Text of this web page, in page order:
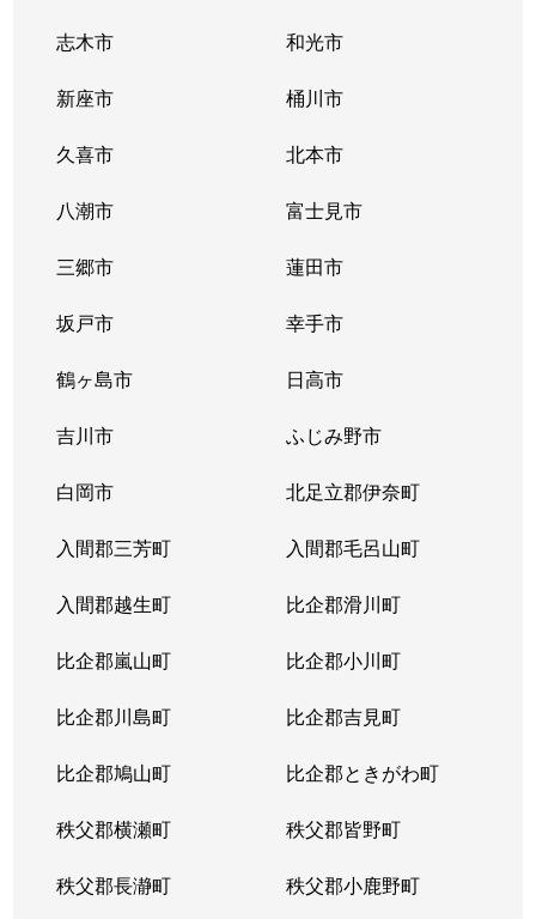
志木市 和光市
新座市 桶川市
久喜市 北本市
八潮市 富士見市
三郷市 蓮田市
坂戸市 幸手市
鶴ヶ島市 日高市
吉川市 ふじみ野市
白岡市 北足立郡伊奈町
入間郡三芳町 入間郡毛呂山町
入間郡越生町 比企郡滑川町
比企郡嵐山町 比企郡小川町
比企郡川島町 比企郡吉見町
比企郡鳩山町 比企郡ときがわ町
秩父郡横瀬町 秩父郡皆野町
秩父郡長瀞町 秩父郡小鹿野町